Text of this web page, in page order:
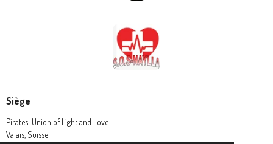
Siège
Pirates' Union of Light and Love
Valais, Suisse